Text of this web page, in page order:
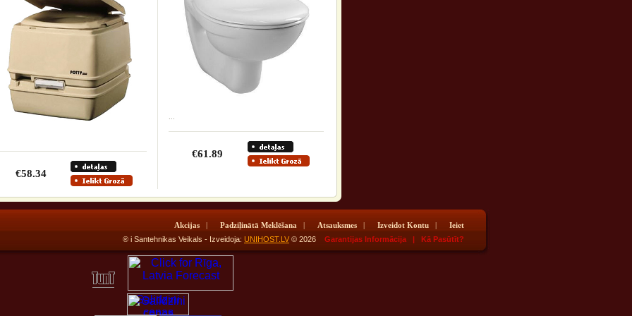
€58.34
€61.89
Akcijas | Padziļinātā Meklēšana | Atsauksmes | Izveidot Kontu |
Ieiet
® i Santehnikas Veikals - Izveidoja: UNIHOST.LV © 2026 Garantijas Informācija | Kā Pasūtīt?
Salidzini
cenas